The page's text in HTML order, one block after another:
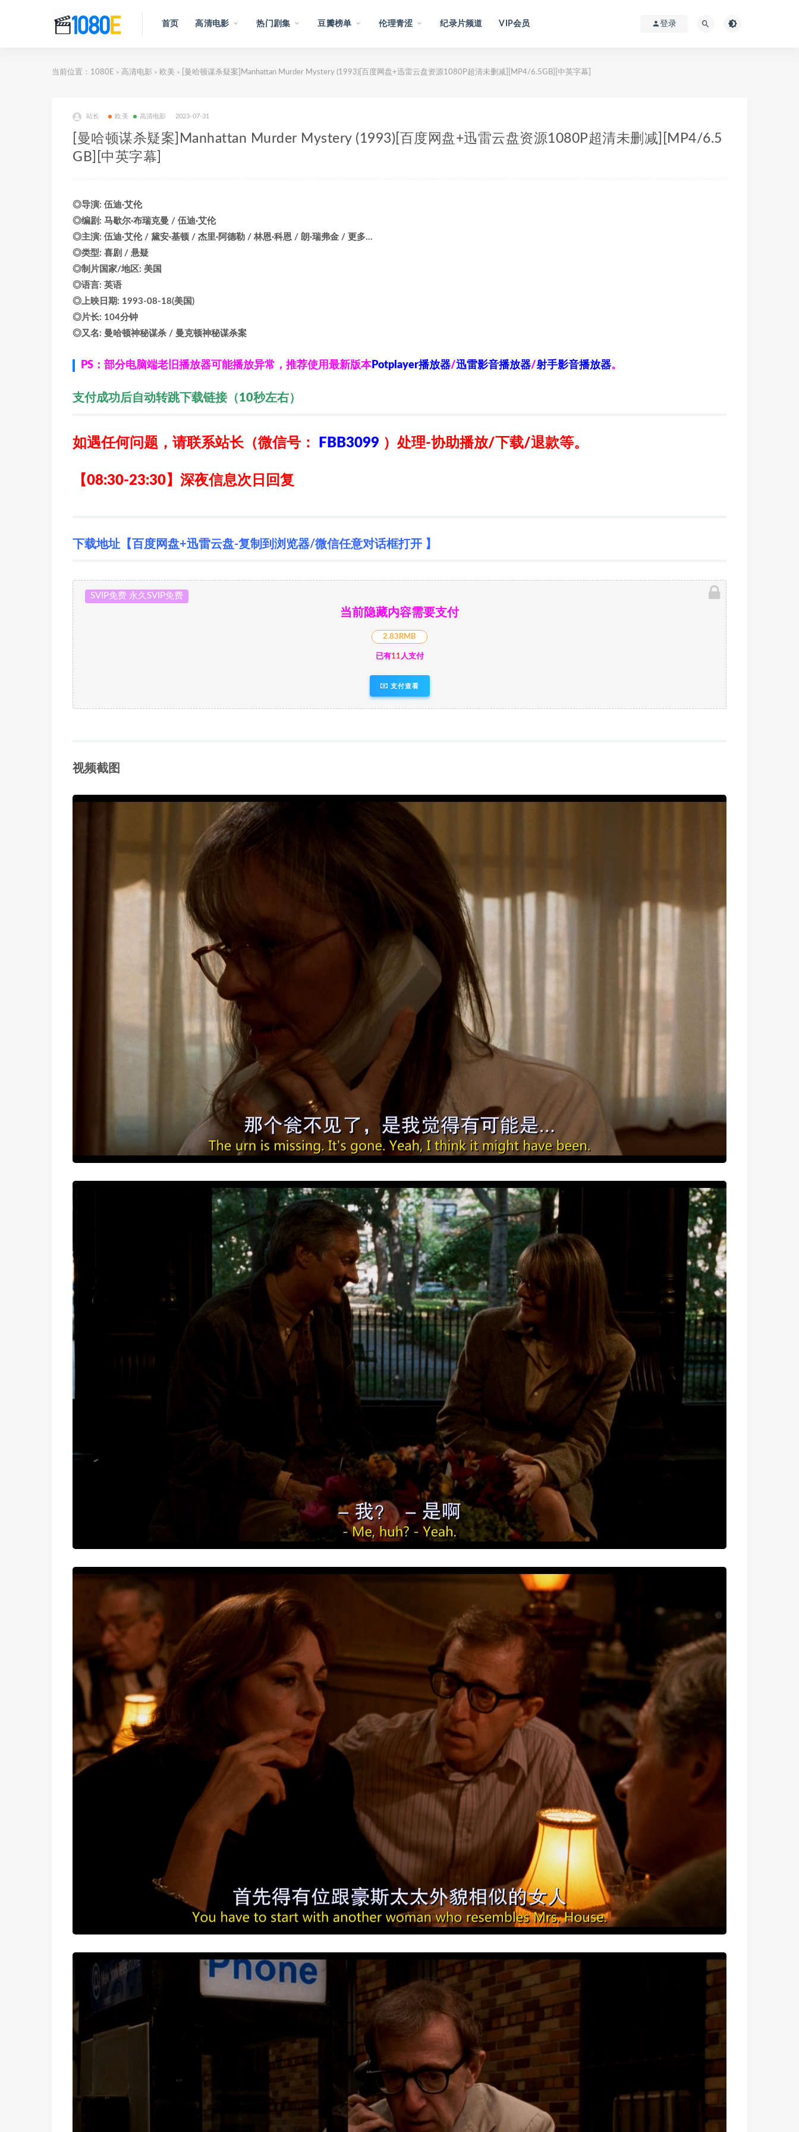
首页 高清电影 热门剧集 豆瓣榜单 伦理青涩 纪录片频道 VIP会员 登录
当前位置： 1080E > 高清电影 > 欧美 > [曼哈顿谋杀疑案]Manhattan Murder Mystery (1993)[百度网盘+迅雷云盘资源1080P超清未删减][MP4/6.5GB][中英字幕]
站长 欧美 高清电影 2023-07-31
[曼哈顿谋杀疑案]Manhattan Murder Mystery (1993)[百度网盘+迅雷云盘资源1080P超清未删减][MP4/6.5
GB][中英字幕]
◎导演: 伍迪·艾伦
◎编剧: 马歇尔·布瑞克曼 / 伍迪·艾伦
◎主演: 伍迪·艾伦 / 黛安·基顿 / 杰里·阿德勒 / 林恩·科恩 / 朗·瑞弗金 / 更多…
◎类型: 喜剧 / 悬疑
◎制片国家/地区: 美国
◎语言: 英语
◎上映日期: 1993-08-18(美国)
◎片长: 104分钟
◎又名: 曼哈顿神秘谋杀 / 曼克顿神秘谋杀案
PS：部分电脑端老旧播放器可能播放异常，推荐使用最新版本Potplayer播放器/迅雷影音播放器/射手影音播放器。
支付成功后自动转跳下载链接（10秒左右）
如遇任何问题，请联系站长（微信号： FBB3099 ） 处理-协助播放/下载/退款等。
【08:30-23:30】深夜信息次日回复
下载地址【百度网盘+迅雷云盘-复制到浏览器/微信任意对话框打开 】
SVIP免费 永久SVIP免费
当前隐藏内容需要支付
2.83RMB
已有11人支付
支付查看
视频截图